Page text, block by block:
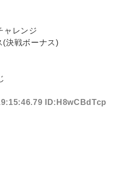
ャレンジ
決戦ボーナス)
ID:H8wCBdTcp